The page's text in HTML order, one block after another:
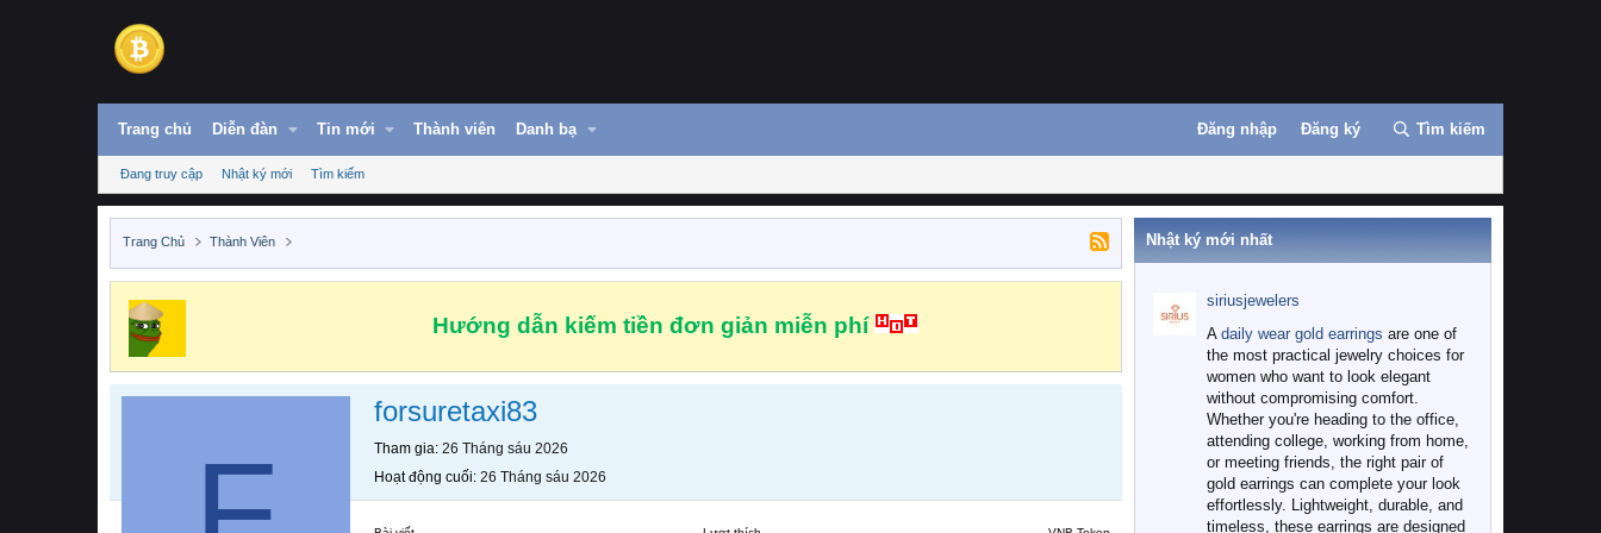
Trang chủ Diễn đàn Tin mới Thành viên Danh bạ Đăng nhập Đăng ký Tìm kiếm
Đang truy cập Nhật ký mới Tìm kiếm
Trang Chủ Thành Viên
Hướng dẫn kiếm tiền đơn giản miễn phí
forsuretaxi83
Tham gia 26 Tháng sáu 2026
Hoạt động cuối 26 Tháng sáu 2026
Nhật ký mới nhất
siriusjewelers
A daily wear gold earrings are one of
the most practical jewelry choices for
women who want to look elegant
without compromising comfort.
Whether you're heading to the office,
attending college, working from home,
or meeting friends, the right pair of
gold earrings can complete your look
effortlessly. Lightweight, durable, and
timeless, these earrings are designed